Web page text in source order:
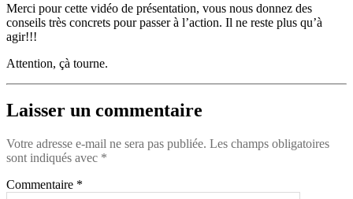
Merci pour cette vidéo de présentation, vous nous donnez des
conseils très concrets pour passer à l’action. Il ne reste plus qu’à
agir!!!
Attention, çà tourne.
Laisser un commentaire
Votre adresse e-mail ne sera pas publiée. Les champs obligatoires
sont indiqués avec *
Commentaire *